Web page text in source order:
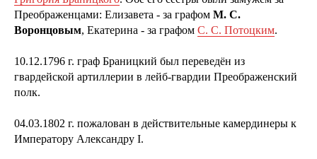
Преображенцами: Елизавета - за графом М. С.
Воронцовым, Екатерина - за графом С. С. Потоцким.
10.12.1796 г. граф Браницкий был переведён из
гвардейской артиллерии в лейб-гвардии Преображенский
полк.
04.03.1802 г. пожалован в действительные камердинеры к
Императору Александру I.